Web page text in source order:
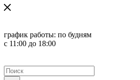
график работы: по будням
с 11:00 до 18:00